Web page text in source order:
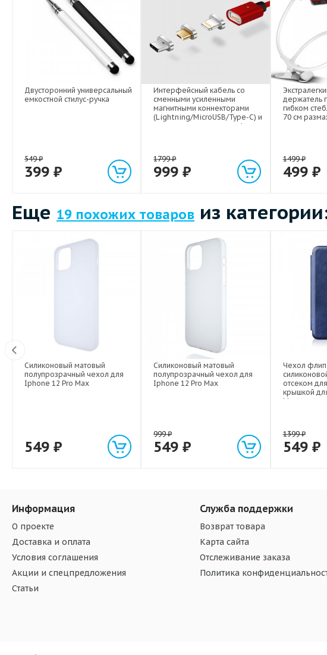
Двусторонний универсальный
емкостной стилус-ручка
549₽
399 ₽
Интерфейсный кабель со
сменными усиленными
магнитными коннекторами
(Lightning/MicroUSB/Type-C) и
световым индикатором 1м
1799₽
999₽
держатель
гибком
70 см
1499₽
499 ₽
Еще 19 похожих товаров из
Силиконовый матовый
полупрозрачный чехол для
Iphone 12 Pro Max
549 ₽
Силиконовый матовый
полупрозрачный чехол для
Iphone 12 Pro Max
999₽
549₽
Чехол флип
отсеком
крышкой
Max
1399₽
549 ₽
Информация
О проекте
Доставка и оплата
Условия соглашения
Акции и спецпредложения
Статьи
Служба поддержки
Возврат товара
Карта сайта
Отслеживание заказа
Политика